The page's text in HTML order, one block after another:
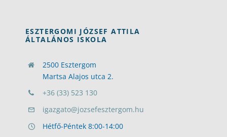
ESZTERGOMI JÓZSEF ATTILA
ÁLTALÁNOS ISKOLA
2500 Esztergom
Martsa Alajos utca 2.
+36 (33) 523 130
igazgato@jozsefesztergom.hu
Hétfő-Péntek 8:00-14:00